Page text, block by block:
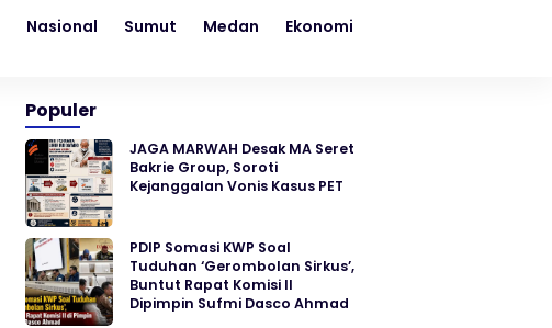
Nasional Sumut Medan Ekonomi
Populer
JAGA MARWAH Desak MA Seret
Bakrie Group, Soroti
Kejanggalan Vonis Kasus PET
PDIP Somasi KWP Soal
Tuduhan ‘Gerombolan Sirkus’,
Buntut Rapat Komisi II
Dipimpin Sufmi Dasco Ahmad